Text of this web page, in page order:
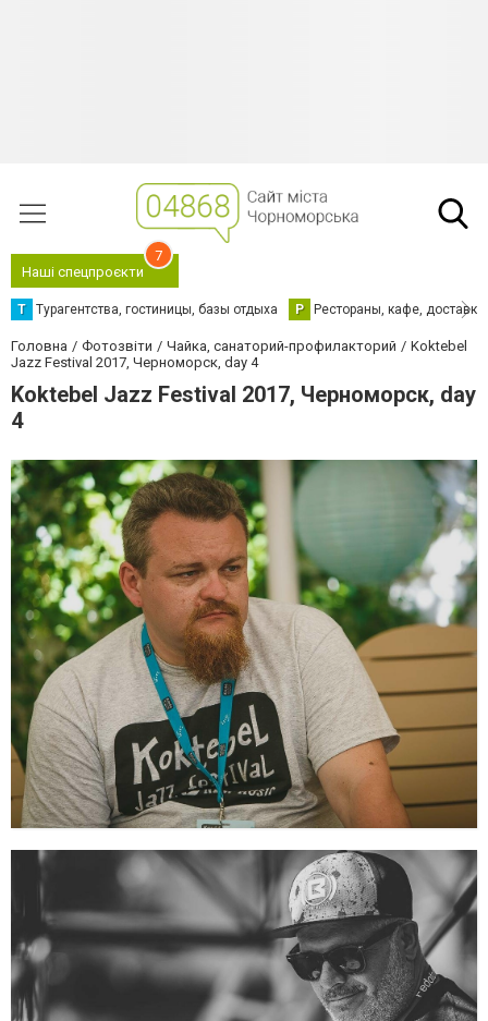
Наші спецпроєкти
7
Т Турагентства, гостиницы, базы отдыха Р Рестораны, кафе,
Головна Фотозвіти Чайка, санаторий-профилакторий
Koktebel
Jazz Festival 2017, Черноморск, day 4
Koktebel Jazz Festival 2017, Черноморск, day
4